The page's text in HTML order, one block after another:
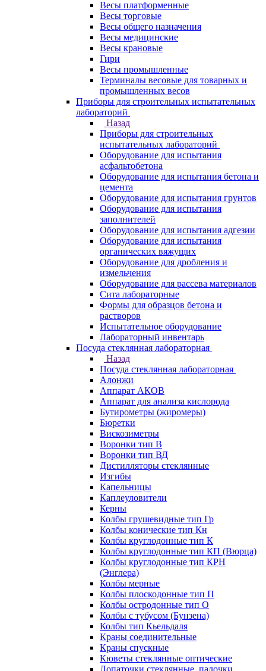
Весы платформенные
Весы торговые
Весы общего назначения
Весы медицинские
Весы крановые
Гири
Весы промышленные
Терминалы весовые для товарных и
промышленных весов
Приборы для строительных испытательных
лабораторий
Назад
Приборы для строительных
испытательных лабораторий
Оборудование для испытания
асфальтобетона
Оборудование для испытания бетона и
цемента
Оборудование для испытания грунтов
Оборудование для испытания
заполнителей
Оборудование для испытания адгезии
Оборудование для испытания
органических вяжущих
Оборудование для дробления и
измельчения
Оборудование для рассева материалов
Сита лабораторные
Формы для образцов бетона и
растворов
Испытательное оборудование
Лабораторный инвентарь
Посуда стеклянная лабораторная
Назад
Посуда стеклянная лабораторная
Алонжи
Аппарат АКОВ
Аппарат для анализа кислорода
Бутирометры (жиромеры)
Бюретки
Вискозиметры
Воронки тип В
Воронки тип ВД
Дистилляторы стеклянные
Изгибы
Капельницы
Каплеуловители
Керны
Колбы грушевидные тип Гр
Колбы конические тип Кн
Колбы круглодонные тип К
Колбы круглодонные тип КП (Вюрца)
Колбы круглодонные тип КРН
(Энглера)
Колбы мерные
Колбы плоскодонные тип П
Колбы остродонные тип О
Колбы с тубусом (Бунзена)
Колбы тип Кьельдаля
Краны соединительные
Краны спускные
Кюветы стеклянные оптические
Лопаточки стеклянные, палочки